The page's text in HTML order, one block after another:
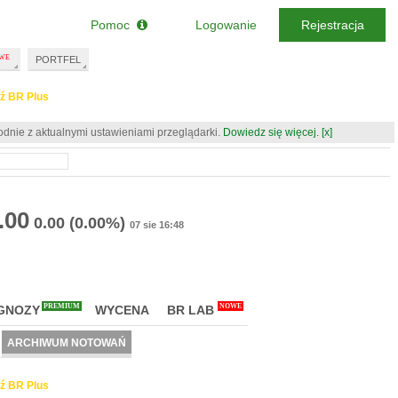
BR Plus
z aktualnymi ustawieniami przeglądarki. Dowiedz się więcej. [x]
0.00 (0.00%) 07 sie 16:48
PREMIUM WYCENA BR LAB NOWE
ARCHIWUM NOTOWAŃ
BR Plus
PORTFEL
Pomoc Logowanie Rejestracja